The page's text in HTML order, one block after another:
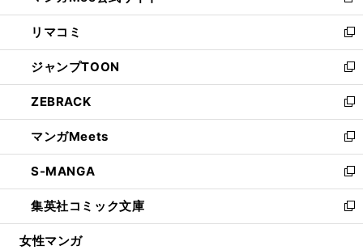
ウ
で
開
く
ン
ド
ウ
で
開
く
ウ
ィ
ン
ド
ウ
で
開
く
し
い
ウ
ィ
ン
ド
ウ
で
開
く
リマコミ
新
し
い
ウ
ィ
ン
ド
ウ
で
開
く
ジャンプTOON
新
し
い
ウ
ィ
ン
ド
ウ
で
開
ZEBRACK
新
し
い
ウ
ィ
ン
ド
ウ
マンガMeets
新
し
い
ウ
ィ
ン
S-MANGA
新
し
い
ウ
集英社コミック文庫
新
し
女性マンガ